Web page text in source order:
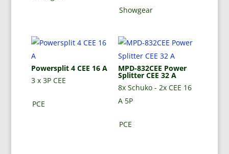
Showgear
Powersplit 4 CEE 16 A
3 x 3P CEE
PCE
MPD-832CEE Power
Splitter CEE 32 A
8x Schuko - 2x CEE 16
A 5P
PCE